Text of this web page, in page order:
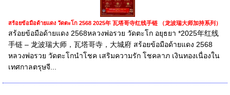
สร้อยข้อมือด้ายแดง วัดตะโก 2568 2025年 瓦塔哥寺红线手链 （龙波瑞大师加持系列）
สร้อยข้อมือด้ายแดง 2568หลวงพ่อรวย วัดตะโก อยุธยา *2025年红线
手链 – 龙波瑞大师，瓦塔哥寺，大城府 สร้อยข้อมือด้ายแดง 2568
หลวงพ่อรวย วัดตะโกนำโชค เสริมความรัก โชคลาภ เงินทองเนื่องใน
เทศกาลตรุษจี...